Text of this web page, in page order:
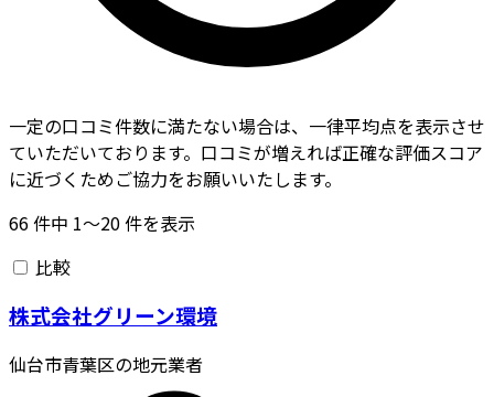
一定の口コミ件数に満たない場合は、一律平均点を表示させ
ていただいております。口コミが増えれば正確な評価スコア
に近づくためご協力をお願いいたします。
66件中 1〜20件を表示
比較
株式会社グリーン環境
仙台市青葉区の地元業者